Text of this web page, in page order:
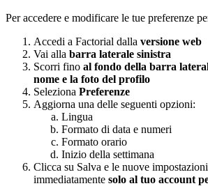
Per accedere e modificare le tue preferenze
Accedi a Factorial dalla versione web
Vai alla barra laterale sinistra
Scorri fino al fondo della barra
nome e la foto del profilo
Seleziona Preferenze
Aggiorna una delle seguenti opzioni:
Lingua
Formato di data e numeri
Formato orario
Inizio della settimana
Clicca su Salva e le nuove impostazioni
immediatamente solo al tuo account